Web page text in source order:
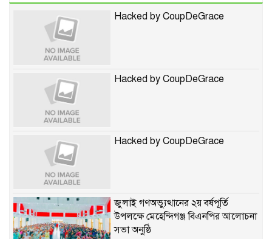
Hacked by CoupDeGrace
Hacked by CoupDeGrace
Hacked by CoupDeGrace
জুলাই গণঅভ্যুত্থানের ২য় বর্ষপূর্তি
উপলক্ষে মেহেন্দিগঞ্জ বিএনপির আলোচনা
সভা অনুষ্ঠি